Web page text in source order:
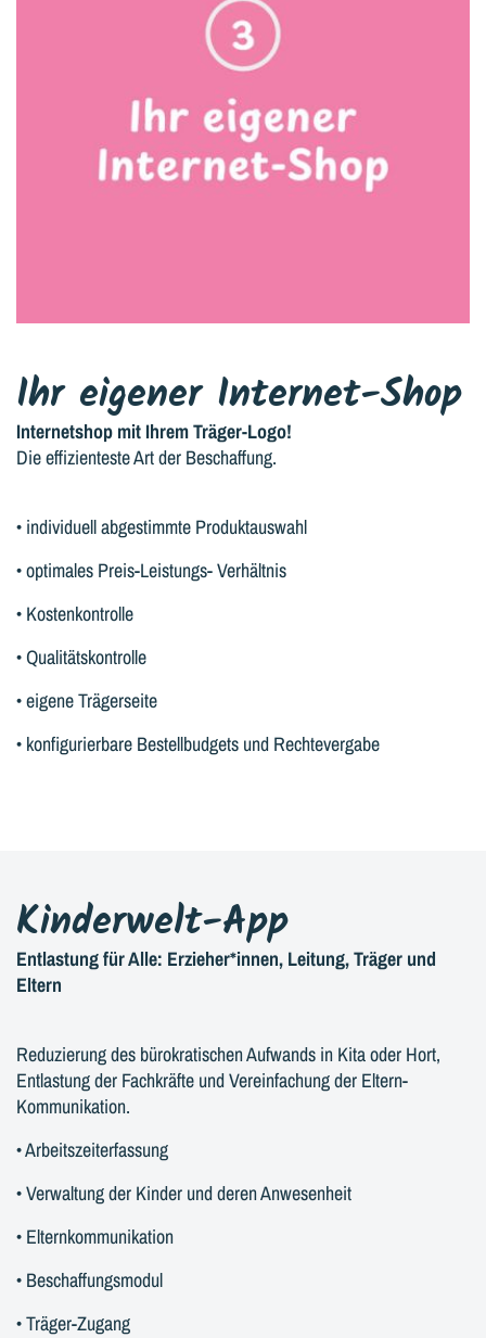
Ihr eigener Internet-Shop
Internetshop mit Ihrem Träger-Logo!
Die effizienteste Art der Beschaffung.
• individuell abgestimmte Produktauswahl
• optimales Preis-Leistungs- Verhältnis
• Kostenkontrolle
• Qualitätskontrolle
• eigene Trägerseite
• konfigurierbare Bestellbudgets und Rechtevergabe
Kinderwelt-App
Entlastung für Alle: Erzieher*innen, Leitung, Träger und
Eltern
Reduzierung des bürokratischen Aufwands in Kita oder Hort,
Entlastung der Fachkräfte und Vereinfachung der Eltern-
Kommunikation.
• Arbeitszeiterfassung
• Verwaltung der Kinder und deren Anwesenheit
• Elternkommunikation
• Beschaffungsmodul
• Träger-Zugang